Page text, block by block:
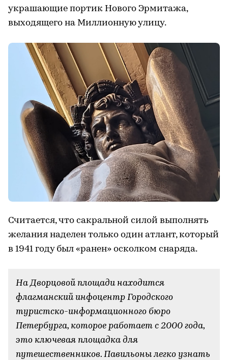
украшающие портик Нового Эрмитажа,
выходящего на Миллионную улицу.
Считается, что сакральной силой выполнять
желания наделен только один атлант, который
в 1941 году был «ранен» осколком снаряда.
На Дворцовой площади находится
флагманский инфоцентр Городского
туристско-информационного бюро
Петербурга, которое работает с 2000 года,
это ключевая площадка для
путешественников. Павильоны легко узнать